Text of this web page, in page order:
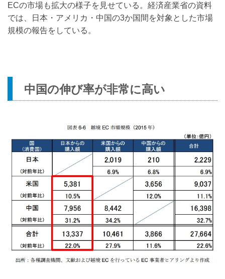
ECの市場も拡大の様子を見せている。経済産業省の資料
では、日本・アメリカ・中国の3か国間を対象とした市場
規模の報告をしている。
中国の伸び率が非常に高い